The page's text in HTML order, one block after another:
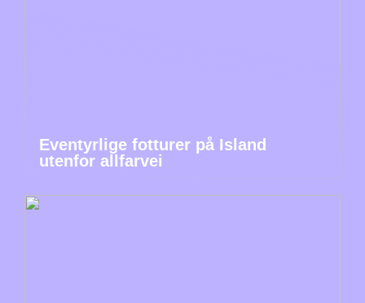
Eventyrlige fotturer på Island
utenfor allfarvei